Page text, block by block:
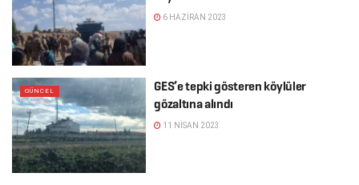
6 HAZIRAN 2023
GÜNCEL
GES’e tepki gösteren köylüler
gözaltına alındı
11 NISAN 2023